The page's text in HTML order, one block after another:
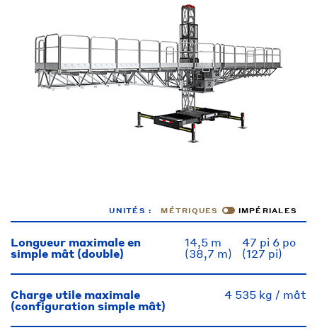
UNITÉS : MÉTRIQUES IMPÉRIALES
Longueur maximale en
simple mât (double)
14,5 m
(38,7 m)
47 pi 6 po
(127 pi)
Charge utile maximale
(configuration simple mât)
4 535 kg / mât